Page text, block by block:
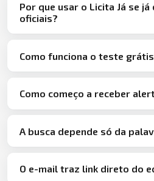
Por que usar o Licita Já se
oficiais?
Como funciona o teste
Como começo a receber
A busca depende só da
O e-mail traz link direto do